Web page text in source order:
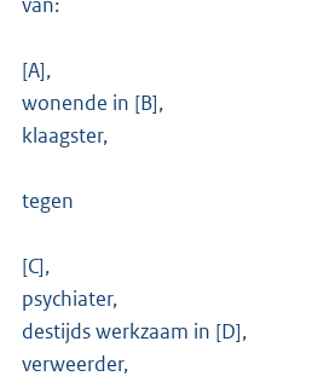
[A],
wonende in [B],
klaagster,
tegen
[C],
psychiater,
destijds werkzaam in [D],
verweerder,